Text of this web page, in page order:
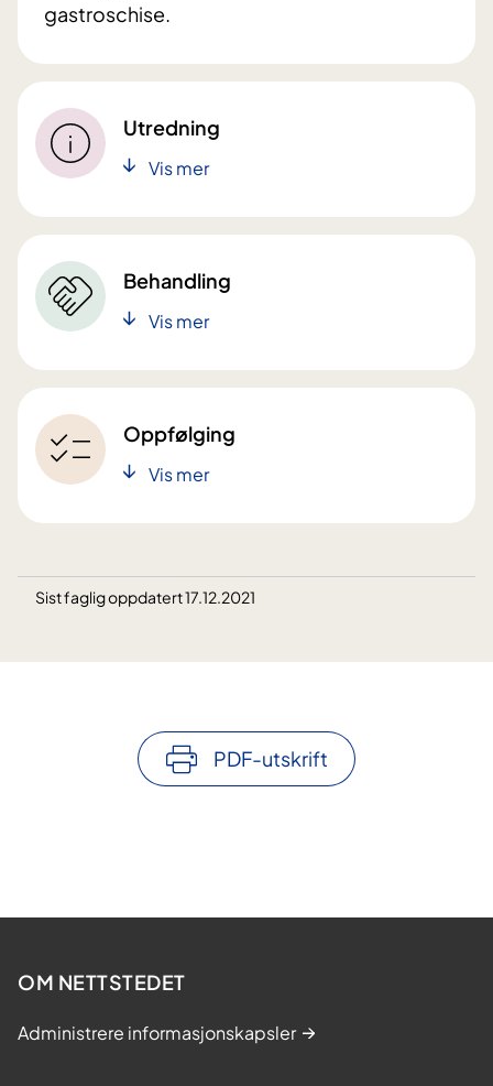
gastroschise.
Utredning
Vis mer
Behandling
Vis mer
Oppfølging
Vis mer
Sist faglig oppdatert 17.12.2021
PDF-utskrift
OM NETTSTEDET
Administrere informasjonskapsler